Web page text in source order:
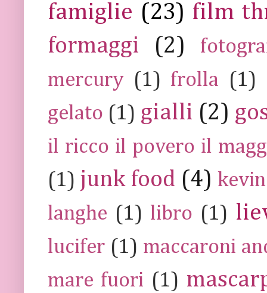
famiglie (23) film
formaggi
(2)
mercury (1) frolla (1)
gelato (1) gialli (2)
il ricco il povero il
(1) junk food (4)
langhe (1) libro (1)
lucifer (1) maccaroni
mare fuori (1)